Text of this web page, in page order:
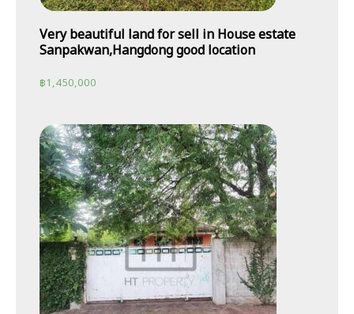
Very beautiful land for sell in House estate
Sanpakwan,Hangdong good location
฿1,450,000